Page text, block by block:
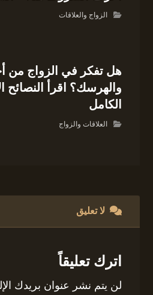
الزواج والعلاقات
هل تفكر في الزواج من
والهرسك؟ اقرأ النصائح
الكامل
العلاقات والزواج
لا تعليق
اترك تعليقاً
لن يتم نشر عنوان بريدك